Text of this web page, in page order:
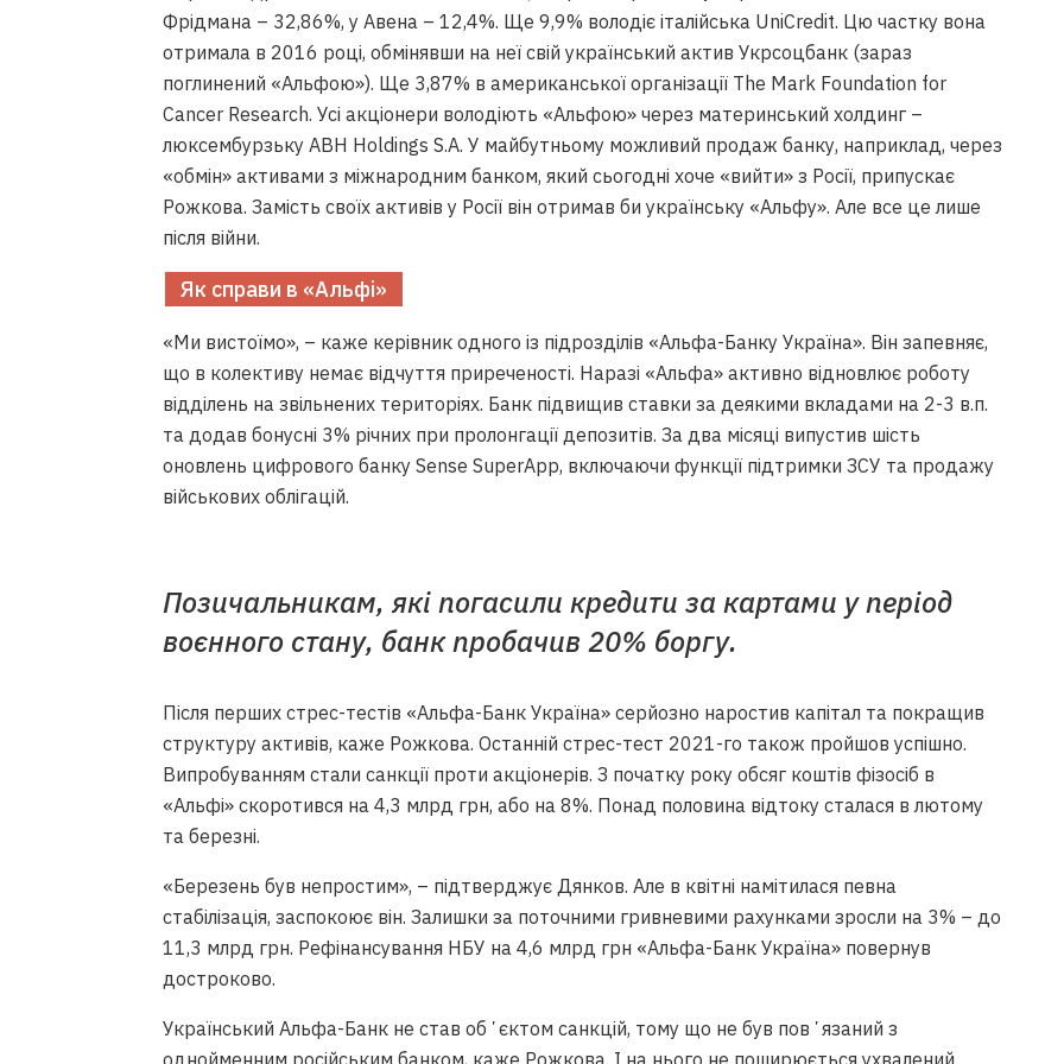
Фрідмана – 32,86%, у Авена – 12,4%. Ще 9,9% володіє італійська UniCredit. Цю частку вона
отримала в 2016 році, обмінявши на неї свій український актив Укрсоцбанк (зараз
поглинений «Альфою»). Ще 3,87% в американської організації The Mark Foundation for
Cancer Research. Усі акціонери володіють «Альфою» через материнський холдинг –
люксембурзьку ABH Holdings S.A. У майбутньому можливий продаж банку, наприклад, через
«обмін» активами з міжнародним банком, який сьогодні хоче «вийти» з Росії, припускає
Рожкова. Замість своїх активів у Росії він отримав би українську «Альфу». Але все це лише
після війни.
Як справи в «Альфі»
«Ми вистоїмо», – каже керівник одного із підрозділів «Альфа-Банку Україна». Він запевняє,
що в колективу немає відчуття приреченості. Наразі «Альфа» активно відновлює роботу
відділень на звільнених територіях. Банк підвищив ставки за деякими вкладами на 2-3 в.п.
та додав бонусні 3% річних при пролонгації депозитів. За два місяці випустив шість
оновлень цифрового банку Sense SuperApp, включаючи функції підтримки ЗСУ та продажу
військових облігацій.
Позичальникам, які погасили кредити за картами у період
воєнного стану, банк пробачив 20% боргу.
Після перших стрес-тестів «Альфа-Банк Україна» серйозно наростив капітал та покращив
структуру активів, каже Рожкова. Останній стрес-тест 2021-го також пройшов успішно.
Випробуванням стали санкції проти акціонерів. З початку року обсяг коштів фізосіб в
«Альфі» скоротився на 4,3 млрд грн, або на 8%. Понад половина відтоку сталася в лютому
та березні.
«Березень був непростим», – підтверджує Дянков. Але в квітні намітилася певна
стабілізація, заспокоює він. Залишки за поточними гривневими рахунками зросли на 3% – до
11,3 млрд грн. Рефінансування НБУ на 4,6 млрд грн «Альфа-Банк Україна» повернув
достроково.
Український Альфа-Банк не став обʼєктом санкцій, тому що не був повʼязаний з
однойменним російським банком, каже Рожкова. І на нього не поширюється ухвалений